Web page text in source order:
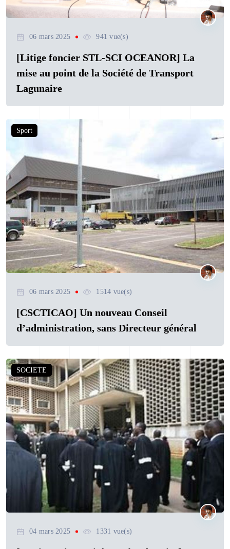
06 mars 2025 941 vue(s)
[Litige foncier STL-SCI OCEANOR] La
mise au point de la Société de Transport
Lagunaire
Sport
06 mars 2025 1514 vue(s)
[CSCTICAO] Un nouveau Conseil
d’administration, sans Directeur général
SOCIETE
04 mars 2025 1331 vue(s)